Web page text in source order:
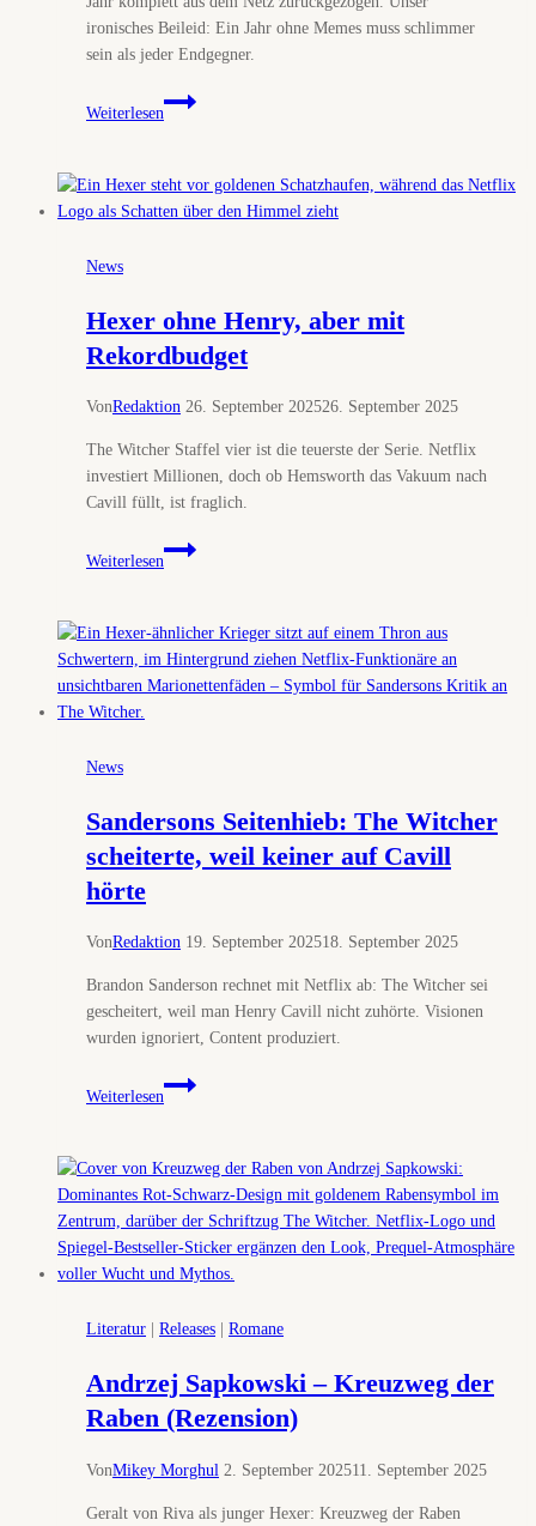
ironisches Beileid: Ein Jahr ohne Memes muss schlimmer
sein als jeder Endgegner.
Weiterlesen
The
Witcher
Internet:
Liam
selbst
den
Stecker
News
Hexer ohne Henry, aber mit
Rekordbudget
VonRedaktion 26. September 202526. September 2025
The Witcher Staffel vier ist die teuerste der Serie. Netflix
investiert Millionen, doch ob Hemsworth das Vakuum nach
Cavill füllt, ist fraglich.
Weiterlesen
Hexer
ohne
aber
mit
Rekordbudget
News
Sandersons Seitenhieb: The Witcher
scheiterte, weil keiner auf Cavill
hörte
VonRedaktion 19. September 202518. September 2025
Brandon Sanderson rechnet mit Netflix ab: The Witcher sei
gescheitert, weil man Henry Cavill nicht zuhörte. Visionen
wurden ignoriert, Content produziert.
Weiterlesen
Sandersons
Seitenhieb:
Witcher
scheiterte,
weil
keiner
auf
Literatur Releases Romane
Andrzej Sapkowski – Kreuzweg der
Raben (Rezension)
VonMikey Morghul 2. September 202511. September 2025
Geralt von Riva als junger Hexer: Kreuzweg der Raben